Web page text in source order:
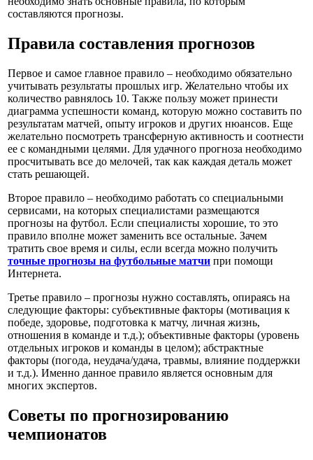
составляются прогнозы.
Правила составления прогнозов
Первое и самое главное правило – необходимо обязательно
учитывать результаты прошлых игр. Желательно чтобы их
количество равнялось 10. Также пользу может принести
диаграмма успешности команд, которую можно составить по
результатам матчей, опыту игроков и других нюансов. Еще
желательно посмотреть трансферную активность и соотнести
ее с командными целями. Для удачного прогноза необходимо
просчитывать все до мелочей, так как каждая деталь может
стать решающей.
Второе правило – необходимо работать со специальными
сервисами, на которых специалистами размещаются
прогнозы на футбол. Если специалисты хорошие, то это
правило вполне может заменить все остальные. Зачем
тратить свое время и силы, если всегда можно получить
точные прогнозы на футбольные матчи при помощи
Интернета.
Третье правило – прогнозы нужно составлять, опираясь на
следующие факторы: субъективные факторы (мотивация к
победе, здоровье, подготовка к матчу, личная жизнь,
отношения в команде и т.д.); объективные факторы (уровень
отдельных игроков и команды в целом); абстрактные
факторы (погода, неудача/удача, травмы, влияние поддержки
и т.д.). Именно данное правило является основным для
многих экспертов.
Советы по прогнозированию
чемпионатов